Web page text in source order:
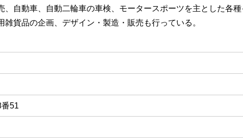
自動車、自動二輪車の車検、モータースポーツを主とした各種
貨品の企画、デザイン・製造・販売も行っている。
51